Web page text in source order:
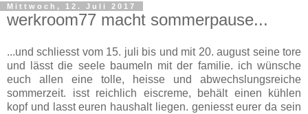
Mittwoch, 12. Juli 2017
werkroom77 macht sommerpause...
...und schliesst vom 15. juli bis und mit 20. august seine tore
und lässt die seele baumeln mit der familie. ich wünsche
euch allen eine tolle, heisse und abwechslungsreiche
sommerzeit. isst reichlich eiscreme, behält einen kühlen
kopf und lasst euren haushalt liegen. geniesst eurer da sein